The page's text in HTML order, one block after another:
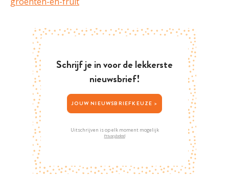
Schrijf je in voor de lekkerste
nieuwsbrief!
JOUW NIEUWSBRIEFKEUZE >
Uitschrijven is op elk moment mogelijk
Privacybeleid